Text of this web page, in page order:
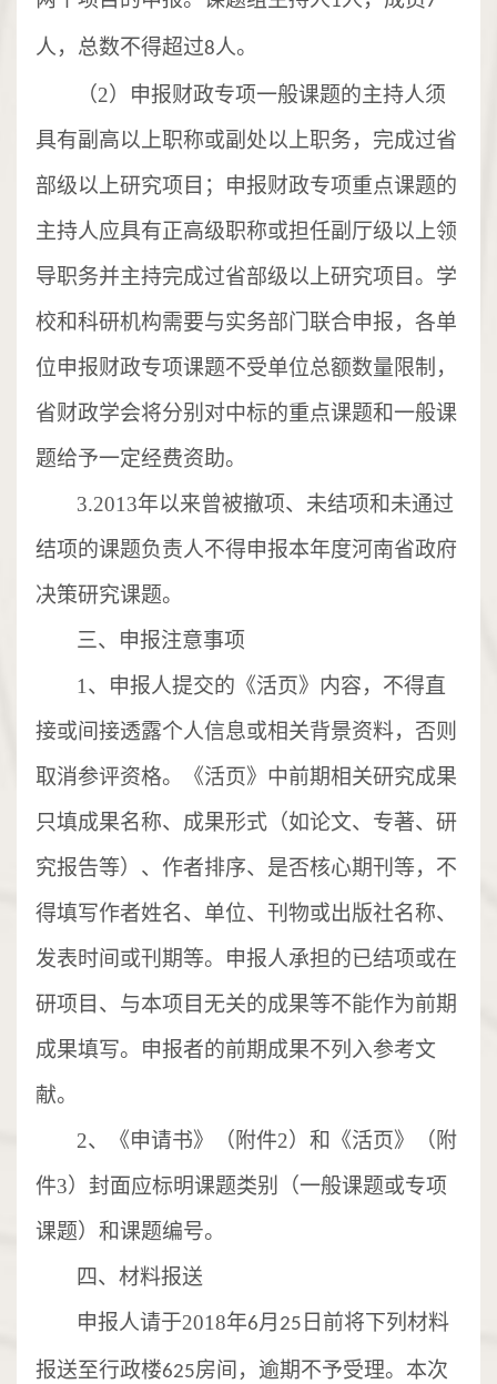
人，总数不得超过8人。
（2）申报财政专项一般课题的主持人须
具有副高以上职称或副处以上职务，完成过省
部级以上研究项目；申报财政专项重点课题的
主持人应具有正高级职称或担任副厅级以上领
导职务并主持完成过省部级以上研究项目。学
校和科研机构需要与实务部门联合申报，各单
位申报财政专项课题不受单位总额数量限制，
省财政学会将分别对中标的重点课题和一般课
题给予一定经费资助。
3.2013年以来曾被撤项、未结项和未通过
结项的课题负责人不得申报本年度河南省政府
决策研究课题。
三、申报注意事项
1 、申报人提交的《活页》内容，不得直
接或间接透露个人信息或相关背景资料，否则
取消参评资格。《活页》中前期相关研究成果
只填成果名称、成果形式（如论文、专著、研
究报告等）、作者排序、是否核心期刊等，不
得填写作者姓名、单位、刊物或出版社名称、
发表时间或刊期等。申报人承担的已结项或在
研项目、与本项目无关的成果等不能作为前期
成果填写。申报者的前期成果不列入参考文
献。
2、《申请书》（附件2）和《活页》（附
件3） 封面应标明课题类别（一般课题或专项
课题）和课题编号。
四、材料报送
申报人请于2018年6月 25 日前将下列材料
报送至行政楼625房间，逾期不予受理。本次